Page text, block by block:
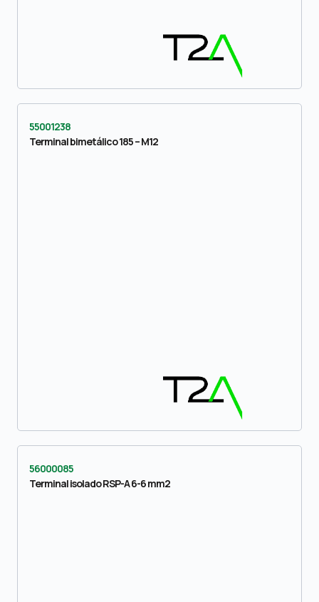
55001238
Terminal bimetálico 185 – M12
56000085
Terminal isolado RSP-A 6-6 mm2